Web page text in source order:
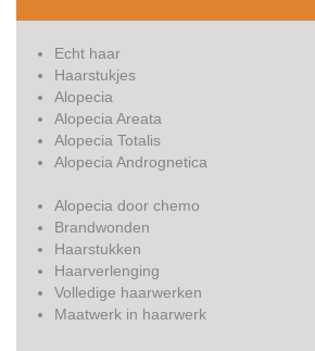
Echt haar
Haarstukjes
Alopecia
Alopecia Areata
Alopecia Totalis
Alopecia Andrognetica
Alopecia door chemo
Brandwonden
Haarstukken
Haarverlenging
Volledige haarwerken
Maatwerk in haarwerk